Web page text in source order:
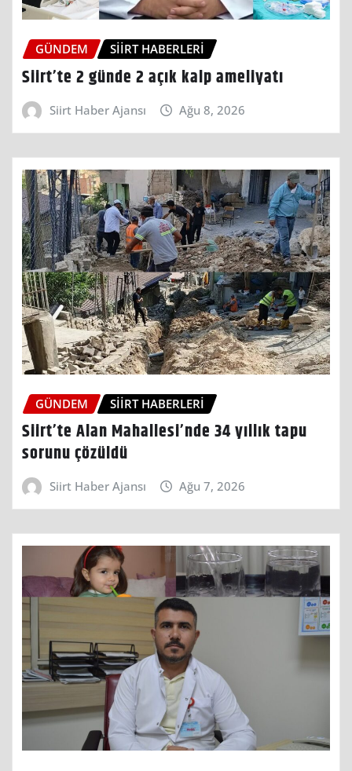
GÜNDEM SIIRT HABERLERI
Siirt’te 2 günde 2 açık kalp ameliyatı
Siirt Haber Ajansı Ağu 8, 2026
GÜNDEM SIIRT HABERLERI
Siirt’te Alan Mahallesi’nde 34 yıllık tapu
sorunu çözüldü
Siirt Haber Ajansı Ağu 7, 2026